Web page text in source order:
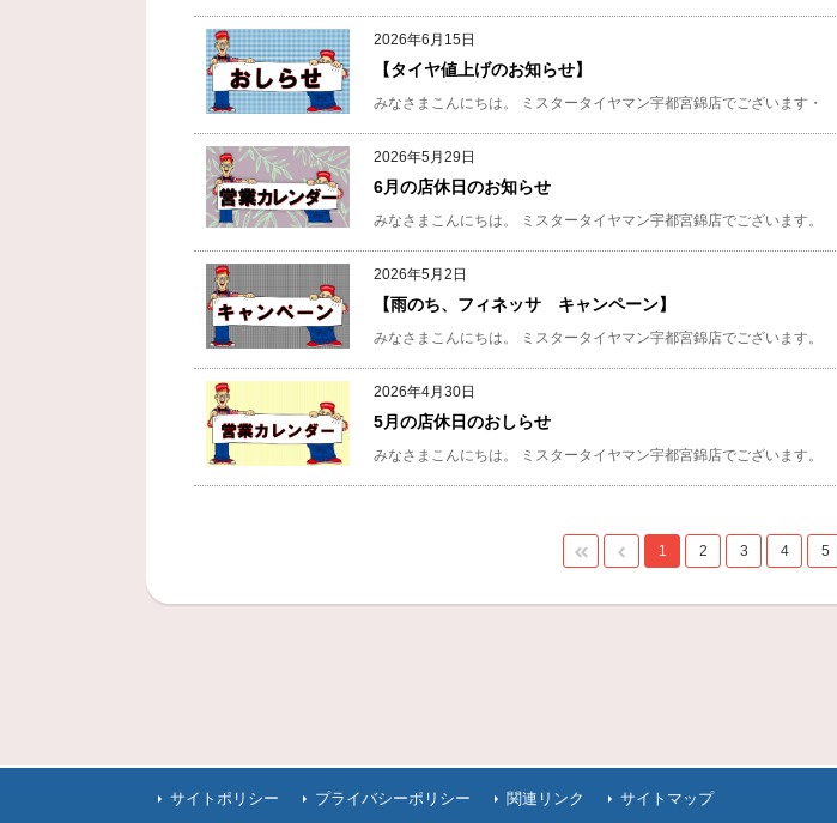
2026年6月15日
【タイヤ値上げのお知らせ】
みなさまこんにちは。 ミスタータイヤマン宇都宮錦店でございます・
2026年5月29日
6月の店休日のお知らせ
みなさまこんにちは。 ミスタータイヤマン宇都宮錦店でございます。
2026年5月2日
【雨のち、フィネッサ キャンペーン】
みなさまこんにちは。 ミスタータイヤマン宇都宮錦店でございます。
2026年4月30日
5月の店休日のおしらせ
みなさまこんにちは。 ミスタータイヤマン宇都宮錦店でございます。
1 2 3 4 5
サイトポリシー プライバシーポリシー 関連リンク サイトマップ